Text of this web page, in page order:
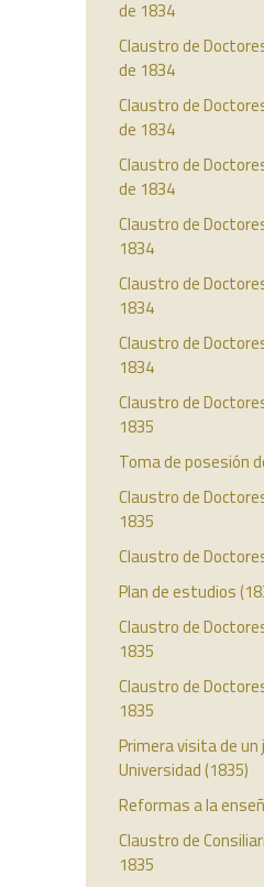
de 1834
Claustro de
de 1834
Claustro de
de 1834
Claustro de
de 1834
Claustro de
1834
Claustro de
1834
Claustro de
1834
Claustro de
1835
Toma de posesión
Claustro de
1835
Claustro de
Plan de estudios
Claustro de
1835
Claustro de
1835
Primera visita de
Universidad (1835)
Reformas a la
Claustro de
1835